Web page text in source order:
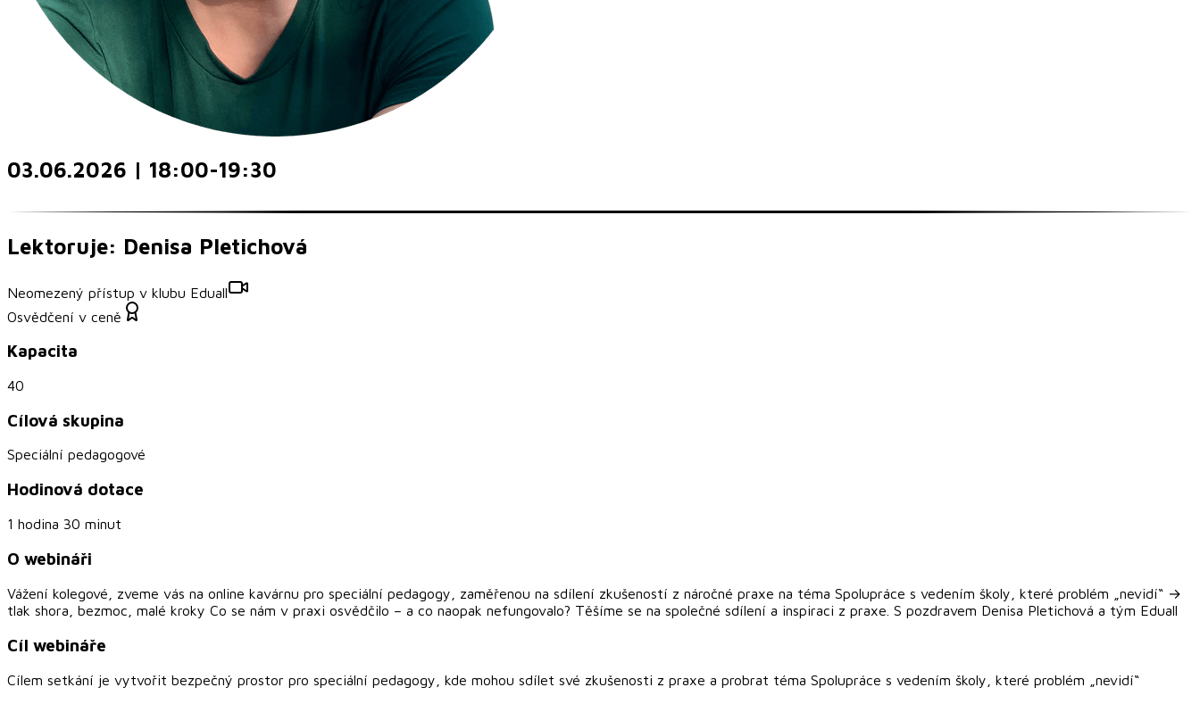
03.06.2026 | 18:00-19:30
Lektoruje: Denisa Pletichová
Neomezený přístup v klubu Eduall
Osvědčení v ceně
Kapacita
40
Cílová skupina
Speciální pedagogové
Hodinová dotace
1 hodina 30 minut
O webináři
Vážení kolegové, zveme vás na online kavárnu pro speciální pedagogy, zaměřenou na sdílení zkušeností z náročné praxe na téma Spolupráce s vedením školy, které problém „nevidí“ →
tlak shora, bezmoc, malé kroky Co se nám v praxi osvědčilo – a co naopak nefungovalo? Těšíme se na společné sdílení a inspiraci z praxe. S pozdravem Denisa Pletichová a tým Eduall
Cíl webináře
Cílem setkání je vytvořit bezpečný prostor pro speciální pedagogy, kde mohou sdílet své zkušenosti z praxe a probrat téma Spolupráce s vedením školy, které problém „nevidí“